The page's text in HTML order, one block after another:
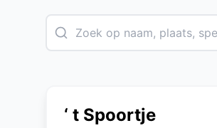
‘ t Spoortje